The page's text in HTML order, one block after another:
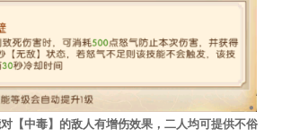
【中毒】的敌人有增伤效果，二人均可提供不俗